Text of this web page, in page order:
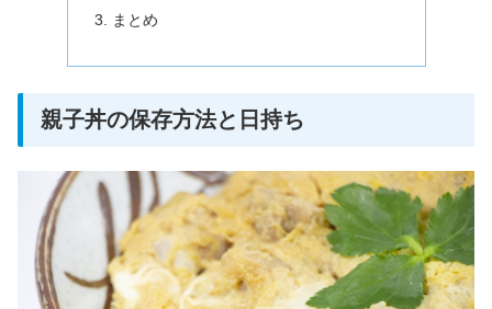
まとめ
親子丼の保存方法と日持ち